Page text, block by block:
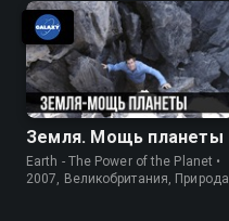
Земля. Мощь планеты
Earth - The Power of the Planet •
2007, Великобритания, Природа